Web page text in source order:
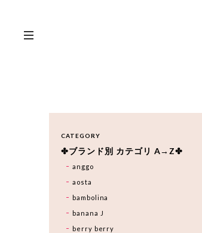
CATEGORY
✤ブランド別 カテゴリ A→Z✤
anggo
aosta
bambolina
banana J
berry berry